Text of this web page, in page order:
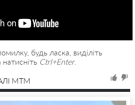
будь ласка, виділіть
Ctrl+Enter.
MTM